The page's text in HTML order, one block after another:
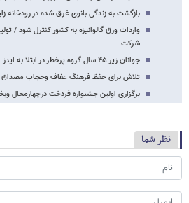
بازگشت به زندگی بانوی غرق شده در رودخانه
شرکت…
جوانان زیر ۴۵ سال گروه پرخطر در ابتلا به ایدز
تلاش برای حفظ فرهنگ عفاف وحجاب مصداق
برگزاری اولین جشنواره فردخت درچهارمحال
نظر شما